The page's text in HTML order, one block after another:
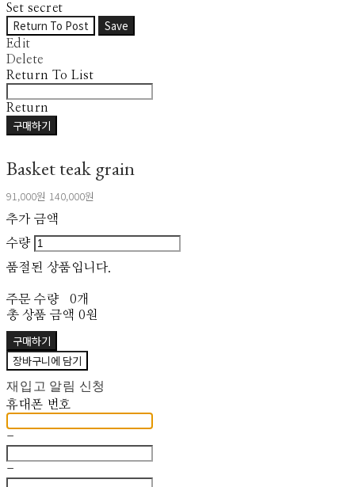
Set secret
Return To Post Save
Edit
Delete
Return To List
Return
구매하기
Basket teak grain
91,000원 140,000원
추가 금액
수량
품절된 상품입니다.
주문 수량
0개
총 상품 금액 0원
구매하기
장바구니에 담기
재입고 알림 신청
휴대폰 번호
-
-